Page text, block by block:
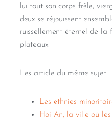
lui tout son corps frêle,
deux se réjouissent
ruissellement éternel de la
plateaux.
Les article du même sujet:
Les ethnies
Hoi An, la ville où les